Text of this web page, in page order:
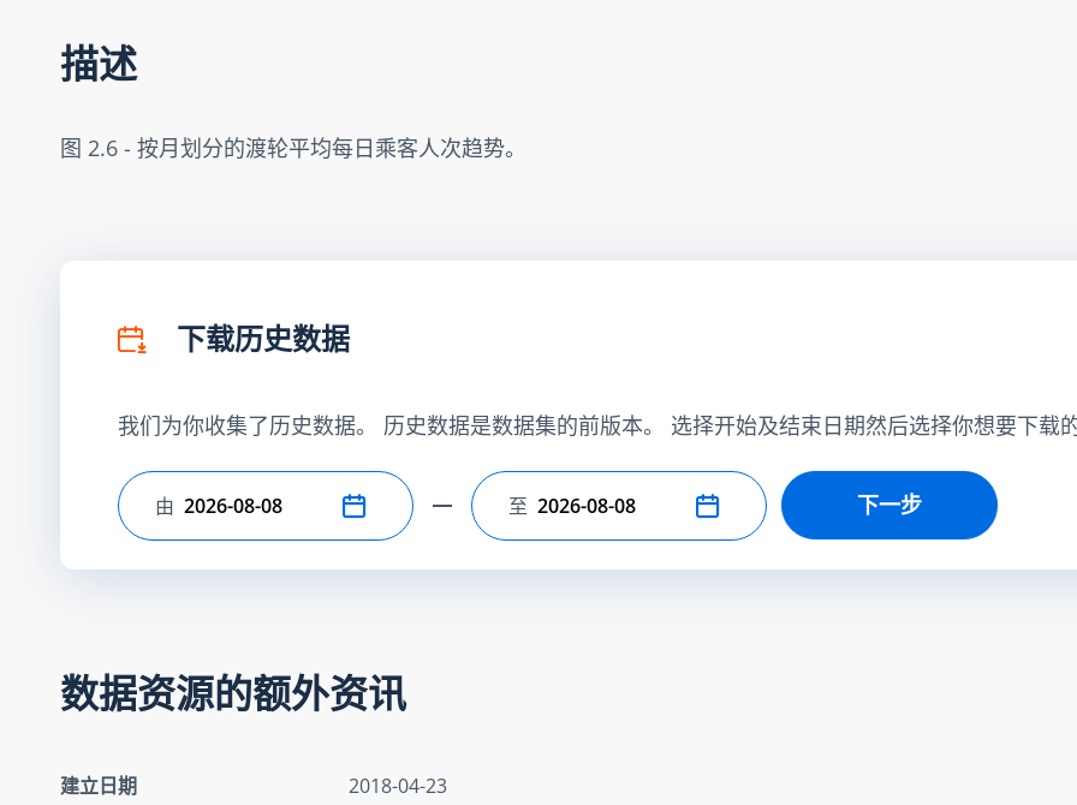
描述
图 2.6 - 按月划分的渡轮平均每日乘客人次趋势。
下载历史数据
我们为你收集了历史数据。 历史数据是数据集的前版本。 选择开始及结束日期然后选择你想要下载
选择开始日期
由 选择结束日期
至 下一步
数据资源的额外资讯
建立日期
2018-04-23